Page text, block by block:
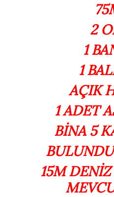
2
1
1
AÇIK
1 ADET
BİNA 5
15M